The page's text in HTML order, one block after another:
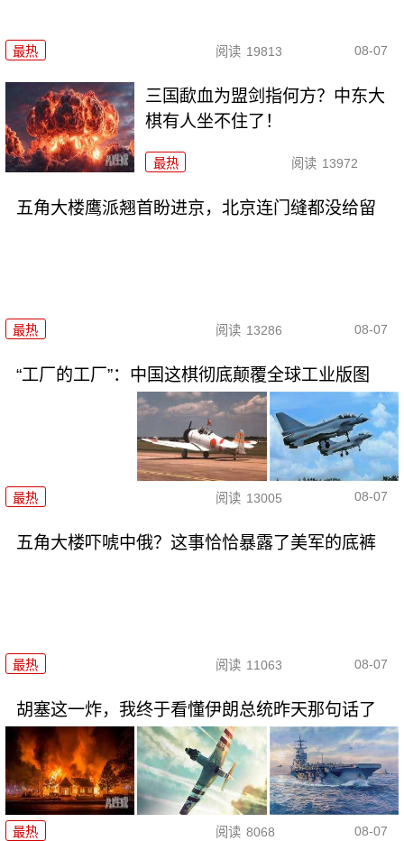
最热 阅读 19813 08-07
三国歃血为盟剑指何方？中东大
棋有人坐不住了！
最热 阅读 13972
五角大楼鹰派翘首盼进京，北京连门缝都没给留
最热 阅读 13286 08-07
“工厂的工厂”：中国这棋彻底颠覆全球工业版图
最热 阅读 13005 08-07
五角大楼吓唬中俄？这事恰恰暴露了美军的底裤
最热 阅读 11063 08-07
胡塞这一炸，我终于看懂伊朗总统昨天那句话了
最热 阅读 8068 08-07